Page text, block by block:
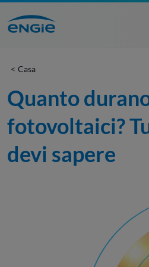
Casa
Quanto
fotovoltaici?
devi sapere